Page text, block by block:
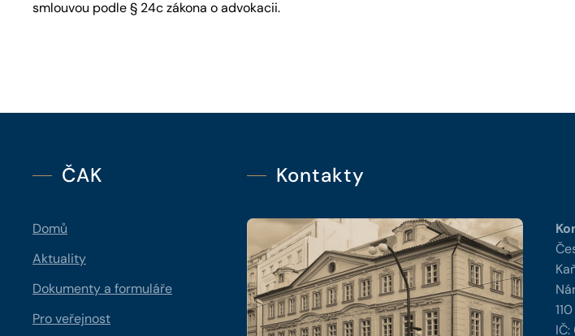
smlouvou podle § 24c zákona o advokacii.
ČAK
Domů
Aktuality
Dokumenty a formuláře
Pro veřejnost
Kontakty